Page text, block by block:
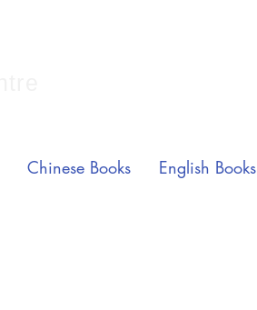
Chinese Books English Books